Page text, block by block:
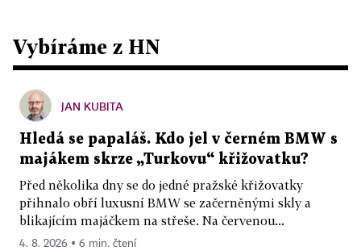
Vybíráme z HN
JAN KUBITA
Hledá se papaláš. Kdo jel v černém BMW s
majákem skrze „Turkovu“ křižovatku?
Před několika dny se do jedné pražské křižovatky
přihnalo obří luxusní BMW se začerněnými skly a
blikajícím majáčkem na střeše. Na červenou...
4. 8. 2026 ▪ 6 min. čtení